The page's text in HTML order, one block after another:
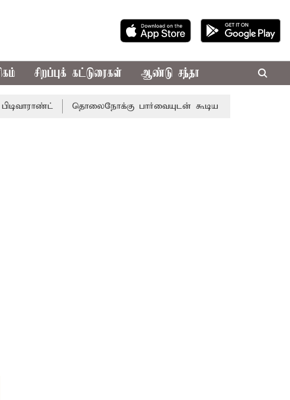
சிறப்புக் கட்டுரைகள் ஆண்டு சந்தா
தொலைநோக்கு பார்வையுடன் கூடிய வேளாண் பட்ஜெட்: